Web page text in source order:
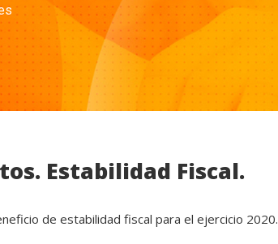
Estabilidad Fiscal.
de estabilidad fiscal para el ejercicio 2020.